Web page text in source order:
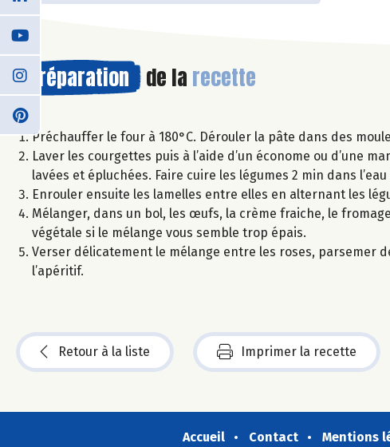
Préparation de la recette
Préchauffer le four à 180°C. Dérouler la pâte dans des
Laver les courgettes puis à l’aide d’un économe ou d’une
lavées et épluchées. Faire cuire les légumes 2 min dans
Enrouler ensuite les lamelles entre elles en alternant les
Mélanger, dans un bol, les œufs, la crème fraiche, le
végétale si le mélange vous semble trop épais.
Verser délicatement le mélange entre les roses, parsemer
l’apéritif.
Retour à la liste Imprimer la recette
Accueil Contact Mentions